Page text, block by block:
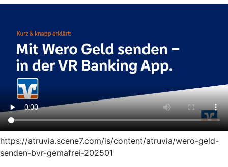
https://atruvia.scene7.com/is/content/atruvia/wero-geld-
senden-bvr-gemafrei-202501